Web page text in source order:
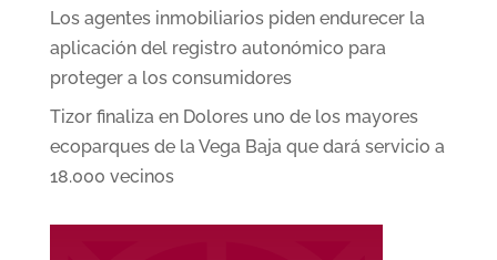
Los agentes inmobiliarios piden endurecer la
aplicación del registro autonómico para
proteger a los consumidores
Tizor finaliza en Dolores uno de los mayores
ecoparques de la Vega Baja que dará servicio a
18.000 vecinos